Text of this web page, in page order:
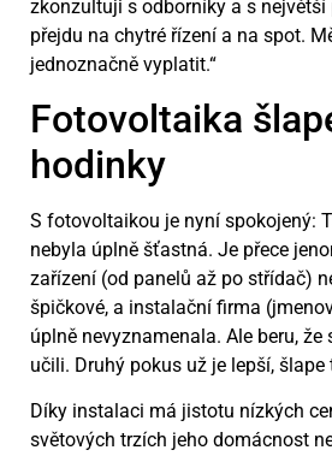
zkonzultuji s odborníky a s
přejdu na chytré řízení a na spot.
jednoznačně vyplatit.“
Fotovoltaika
hodinky
S fotovoltaikou je nyní spokojený:
nebyla úplně šťastná. Je přece
zařízení (od panelů až po střídač)
špičkové, a instalační firma
úplně nevyznamenala. Ale beru, že
učili. Druhý pokus už je lepší, šlape
Díky instalaci má jistotu nízkých
světových trzích jeho domácnost